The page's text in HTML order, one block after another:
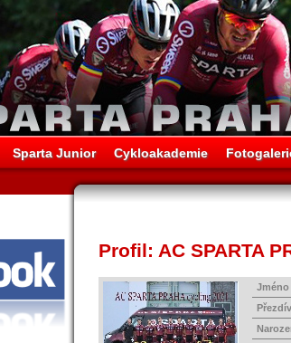
Sparta Junior Cykloakademie
Profil: AC SPARTA
Jméno